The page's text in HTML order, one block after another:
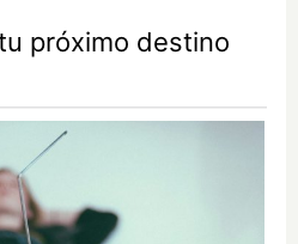
próximo destino